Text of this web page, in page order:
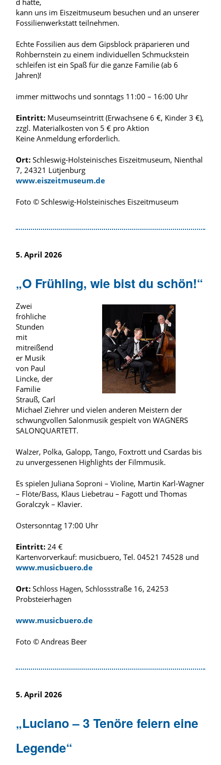
d hatte,
kann uns im Eiszeitmuseum besuchen und an unserer
Fossilienwerkstatt teilnehmen.
Echte Fossilien aus dem Gipsblock präparieren und
Rohbernstein zu einem individuellen Schmuckstein
schleifen ist ein Spaß für die ganze Familie (ab 6
Jahren)!
immer mittwochs und sonntags 11:00 – 16:00 Uhr
Eintritt: Museumseintritt (Erwachsene 6 €, Kinder 3 €),
zzgl. Materialkosten von 5 € pro Aktion
Keine Anmeldung erforderlich.
Ort: Schleswig-Holsteinisches Eiszeitmuseum, Nienthal
7, 24321 Lütjenburg
www.eiszeitmuseum.de
Foto © Schleswig-Holsteinisches Eiszeitmuseum
5. April 2026
„O Frühling, wie bist du schön!“
Zwei
fröhliche
Stunden
mit
mitreißend
er Musik
von Paul
Lincke, der
Familie
Strauß, Carl
Michael Ziehrer und vielen anderen Meistern der
schwungvollen Salonmusik gespielt von WAGNERS
SALONQUARTETT.
Walzer, Polka, Galopp, Tango, Foxtrott und Csardas bis
zu unvergessenen Highlights der Filmmusik.
Es spielen Juliana Soproni – Violine, Martin Karl-Wagner
– Flöte/Bass, Klaus Liebetrau – Fagott und Thomas
Goralczyk – Klavier.
Ostersonntag 17:00 Uhr
Eintritt: 24 €
Kartenvorverkauf: musicbuero, Tel. 04521 74528 und
www.musicbuero.de
Ort: Schloss Hagen, Schlossstraße 16, 24253
Probsteierhagen
www.musicbuero.de
Foto © Andreas Beer
5. April 2026
„Luciano – 3 Tenöre feiern eine
Legende“